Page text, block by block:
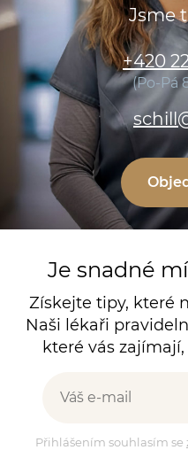
Je snadné
Získejte tipy, které
Naši lékaři
které vás
Přihlášením souhlasím se
Jsme
+420
(Po-Pá